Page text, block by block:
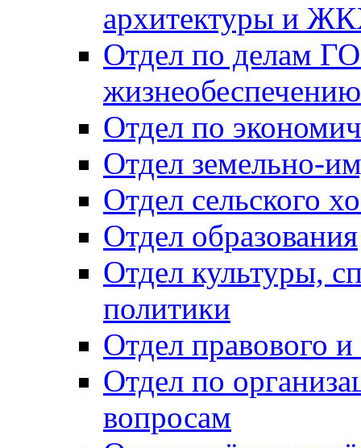
архитектуры и
Отдел по делам
Отдел по
Отдел земельно-
Отдел сельского
Отдел образования
Отдел культуры,
политики
Отдел правового
Отдел по
вопросам